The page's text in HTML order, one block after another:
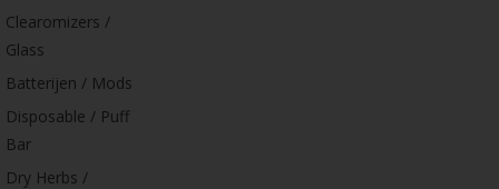
Clearomizers /
Glass
Batterijen / Mods
Disposable / Puff
Bar
Dry Herbs /